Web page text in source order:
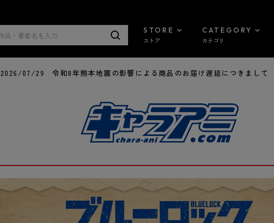
STORE
ストア
CATEGORY
カテゴリ
2026/07/29 令和8年熊本地震の影響による商品のお届け遅延につきまして